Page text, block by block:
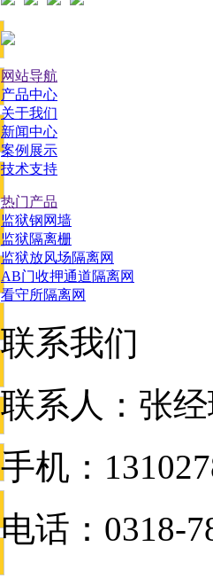
网站导航
产品中心
关于我们
新闻中心
案例展示
技术支持
热门产品
监狱钢网墙
监狱隔离栅
监狱放风场隔离网
AB门收押通道隔离网
看守所隔离网
联系我们
联系人：张
手机：
电话：0318-